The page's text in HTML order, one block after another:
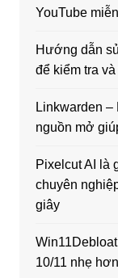
YouTube
Hướng dẫn
để kiểm tra
Linkwarden –
nguồn mở
Pixelcut AI là
chuyên
giây
10/11 nhẹ